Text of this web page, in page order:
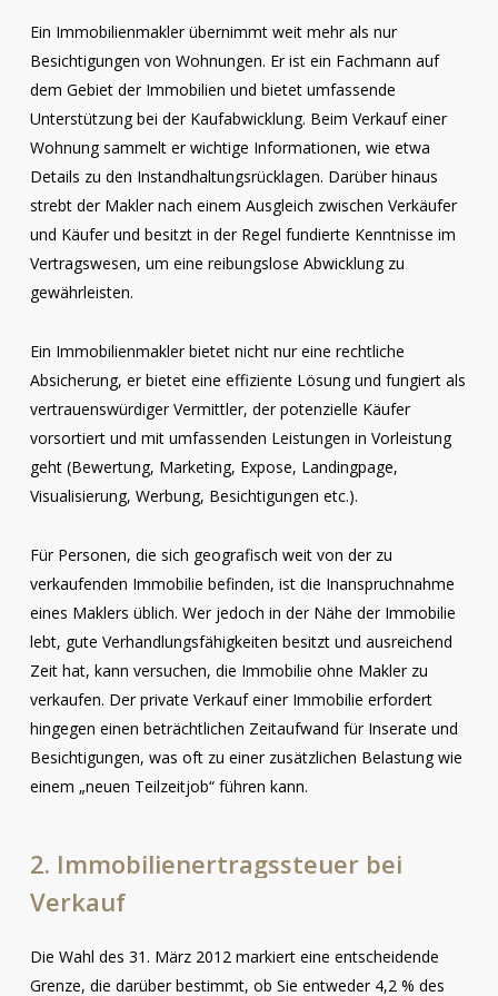
Ein Immobilienmakler übernimmt weit mehr als nur
Besichtigungen von Wohnungen. Er ist ein Fachmann auf
dem Gebiet der Immobilien und bietet umfassende
Unterstützung bei der Kaufabwicklung. Beim Verkauf einer
Wohnung sammelt er wichtige Informationen, wie etwa
Details zu den Instandhaltungsrücklagen. Darüber hinaus
strebt der Makler nach einem Ausgleich zwischen Verkäufer
und Käufer und besitzt in der Regel fundierte Kenntnisse im
Vertragswesen, um eine reibungslose Abwicklung zu
gewährleisten.
Ein Immobilienmakler bietet nicht nur eine rechtliche
Absicherung, er bietet eine effiziente Lösung und fungiert als
vertrauenswürdiger Vermittler, der potenzielle Käufer
vorsortiert und mit umfassenden Leistungen in Vorleistung
geht (Bewertung, Marketing, Expose, Landingpage,
Visualisierung, Werbung, Besichtigungen etc.).
Für Personen, die sich geografisch weit von der zu
verkaufenden Immobilie befinden, ist die Inanspruchnahme
eines Maklers üblich. Wer jedoch in der Nähe der Immobilie
lebt, gute Verhandlungsfähigkeiten besitzt und ausreichend
Zeit hat, kann versuchen, die Immobilie ohne Makler zu
verkaufen. Der private Verkauf einer Immobilie erfordert
hingegen einen beträchtlichen Zeitaufwand für Inserate und
Besichtigungen, was oft zu einer zusätzlichen Belastung wie
einem „neuen Teilzeitjob“ führen kann.
2. Immobilienertragssteuer bei
Verkauf
Die Wahl des 31. März 2012 markiert eine entscheidende
Grenze, die darüber bestimmt, ob Sie entweder 4,2 % des